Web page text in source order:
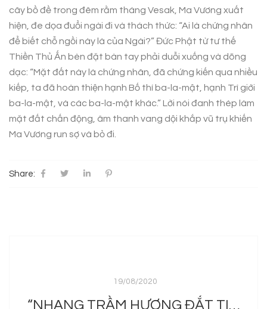
cây bồ đề trong đêm rằm tháng Vesak, Ma Vương xuất
hiện, đe dọa đuổi ngài đi và thách thức: “Ai là chứng nhân
để biết chỗ ngồi này là của Ngài?” Đức Phật từ tư thế
Thiền Thủ Ấn bèn đặt bàn tay phải duỗi xuống và dõng
dạc: “Mặt đất này là chứng nhân, đã chứng kiến qua nhiều
kiếp, ta đã hoàn thiện hạnh Bố thí ba-la-mật, hạnh Trì giới
ba-la-mật, và các ba-la-mật khác.” Lời nói đanh thép làm
mặt đất chấn động, âm thanh vang dội khắp vũ trụ khiến
Ma Vương run sợ và bỏ đi.
Share:
19/08/2020
“NHANG TRẦM HƯƠNG ĐẮT TIỀN LẮM, SAO MUA NỔI”